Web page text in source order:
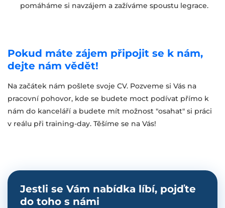
pomáháme si navzájem a zažíváme spoustu legrace.
Pokud máte zájem připojit se k nám,
dejte nám vědět!
Na začátek nám pošlete svoje CV. Pozveme si Vás na
pracovní pohovor, kde se budete moct podívat přímo k
nám do kanceláří a budete mít možnost "osahat" si práci
v reálu při training-day. Těšíme se na Vás!
Jestli se Vám nabídka líbí, pojďte
do toho s námi